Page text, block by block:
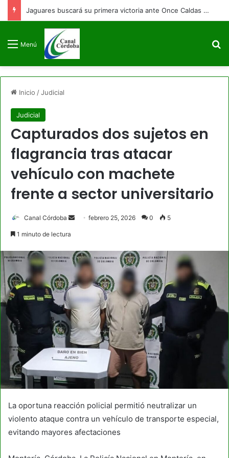
Jaguares buscará su primera victoria ante Once Caldas en Montería
Menú
Inicio /Judicial
Judicial
Capturados dos sujetos en
flagrancia tras atacar
vehículo con machete
frente a sector universitario
Canal Córdoba
Sendfebrero 25, 2026 0 5
1 minuto de lectura
La oportuna reacción policial permitió neutralizar un
violento ataque contra un vehículo de transporte especial,
evitando mayores afectaciones